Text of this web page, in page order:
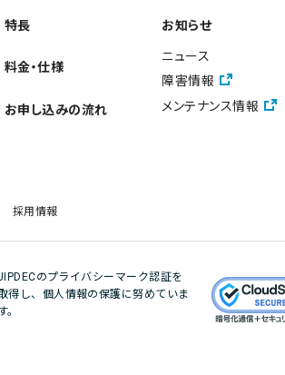
特長
料金・仕様
お申し込みの流れ
お知らせ
ニュース
障害情報
メンテナンス情報
採用情報
のプライバシーマーク認証を
得し、個人情報の保護に努めていま
。